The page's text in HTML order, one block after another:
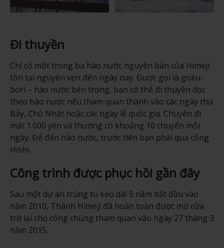
Đi thuyền
Chỉ có một trong ba hào nước nguyên bản của Himeji
tồn tại nguyên vẹn đến ngày nay. Được gọi là goku-
bori – hào nước bên trong, bạn có thể đi thuyền dọc
theo hào nước nếu tham quan thành vào các ngày thứ
Bảy, Chủ Nhật hoặc các ngày lễ quốc gia. Chuyến đi
mất 1.000 yên và thường có khoảng 10 chuyến mỗi
ngày. Để đến hào nước, trước tiên bạn phải qua cổng
Hishi.
Công trình được phục hồi gần đây
Sau một dự án trùng tu kéo dài 5 năm bắt đầu vào
năm 2010, Thành Himeji đã hoàn toàn được mở cửa
trở lại cho công chúng tham quan vào ngày 27 tháng 3
năm 2015.